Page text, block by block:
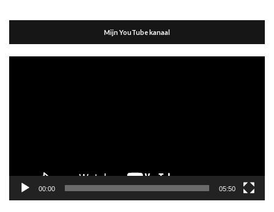
Mijn YouTube kanaal
00:00 05:50